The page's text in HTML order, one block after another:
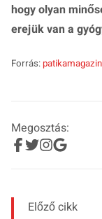
hogy olyan
erejük van a
Forrás:
Megosztás:
Előző cikk